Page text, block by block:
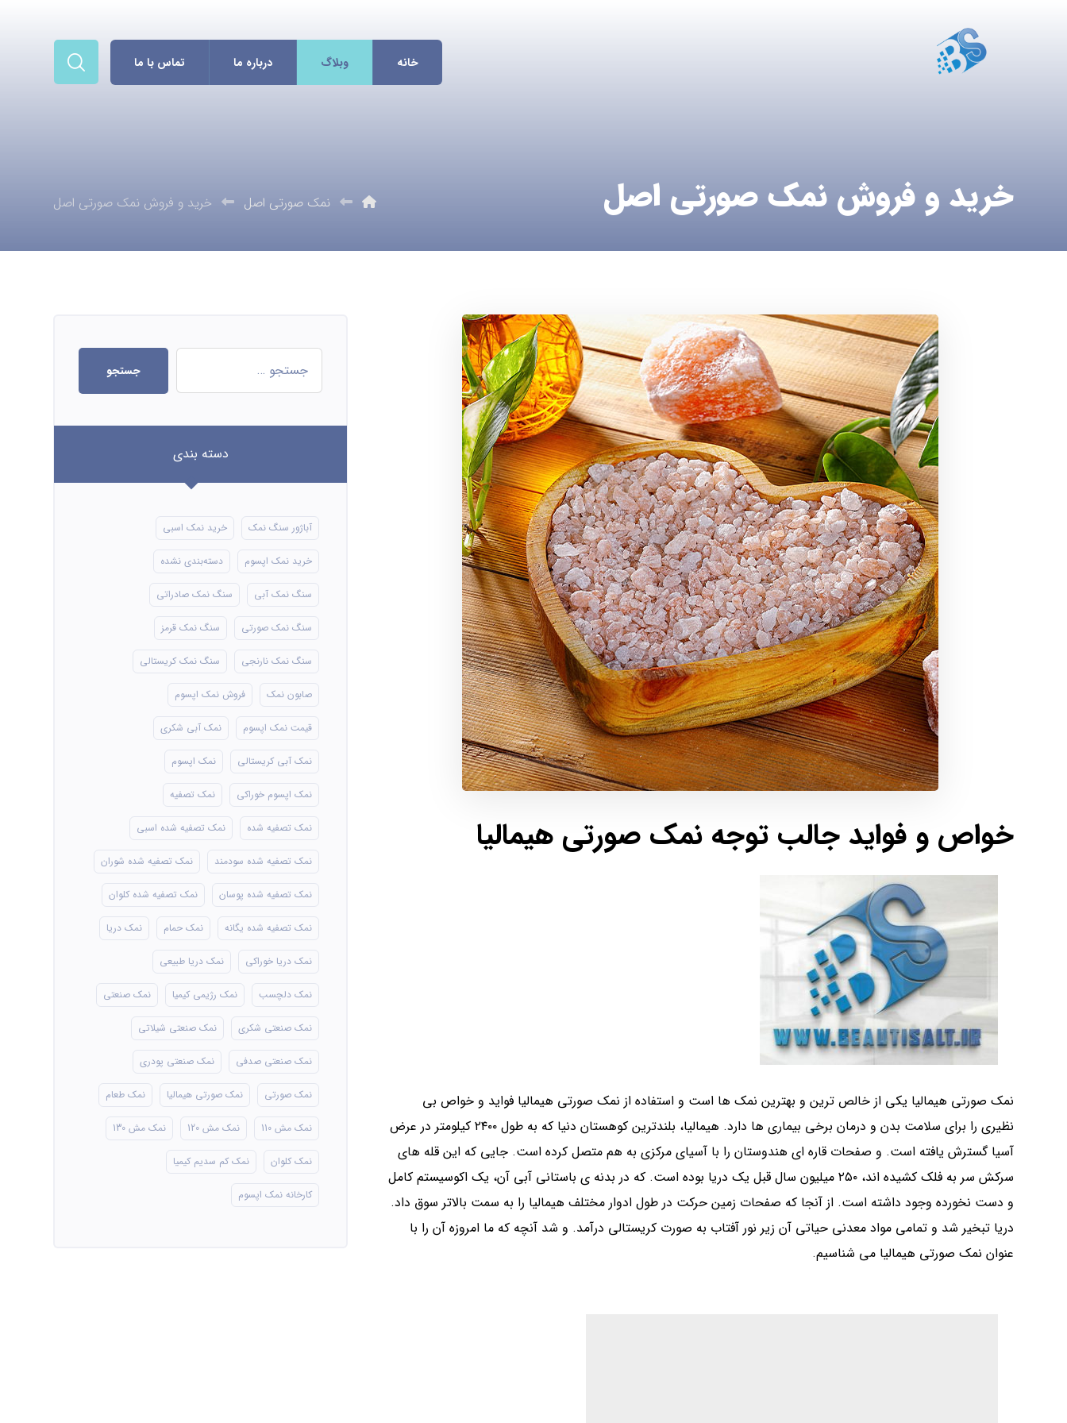
خانه وبلاگ درباره ما تماس با ما
خرید و فروش نمک صورتی اصل نمک صورتی اصل خرید و فروش نمک صورتی اصل
خواص و فواید جالب توجهنمک صورتی هیمالیا
نمک صورتی هیمالیا یکی از خالص ترین و بهترین نمک ها است و استفاده از نمک صورتی هیمالیا فواید و خواص بی
نظیری را برای سلامت بدن و درمان برخی بیماری ها دارد. هیمالیا، بلندترین کوهستان دنیا که به طول ۲۴۰۰ کیلومتر در عرض
آسیا گسترش یافته است. و صفحات قاره ای هندوستان را با آسیای مرکزی به هم متصل کرده است. جایی که این قله های
سرکش سر به فلک کشیده اند، ۲۵۰ میلیون سال قبل یک دریا بوده است. که در بدنه ی باستانی آبی آن، یک اکوسیستم کامل
و دست نخورده وجود داشته است. از آنجا که صفحات زمین حرکت در طول ادوار مختلف هیمالیا را به سمت بالاتر سوق داد.
دریا تبخیر شد و تمامی مواد معدنی حیاتی آن زیر نور آفتاب به صورت کریستالی درآمد. و شد آنچه که ما امروزه آن را با
عنوان نمک صورتی هیمالیا می شناسیم.
جستجو
دسته بندی
آباژور سنگ نمک خرید نمک اسبی
خرید نمک اپسوم دسته‌بندی نشده
سنگ نمک آبی سنگ نمک صادراتی
سنگ نمک صورتی سنگ نمک قرمز
سنگ نمک نارنجی سنگ نمک کریستالی
صابون نمک فروش نمک اپسوم
قیمت نمک اپسوم نمک آبی شکری
نمک آبی کریستالی نمک اپسوم
نمک اپسوم خوراکی نمک تصفیه
نمک تصفیه شده نمک تصفیه شده اسبی
نمک تصفیه شده سودمند نمک تصفیه شده شوران
نمک تصفیه شده پوسان نمک تصفیه شده کلوان
نمک تصفیه شده یگانه نمک حمام نمک دریا
نمک دریا خوراکی نمک دریا طبیعی
نمک دلچسب نمک رژیمی کیمیا نمک صنعتی
نمک صنعتی شکری نمک صنعتی شیلاتی
نمک صنعتی صدفی نمک صنعتی پودری
نمک صورتی نمک صورتی هیمالیا نمک طعام
نمک مش 110 نمک مش 120 نمک مش 130
نمک کلوان نمک کم سدیم کیمیا
کارخانه نمک اپسوم